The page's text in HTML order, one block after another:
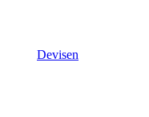
Devisen